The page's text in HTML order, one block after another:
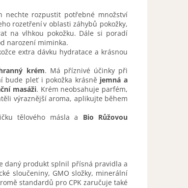
nechte rozpustit potřebné množství
rozetření v oblasti záhybů pokožky,
na vlhkou pokožku. Dále si poradí
narození miminka.
extra dávku hydratace a krásnou
krém. Má příznivé účinky při
bude pleť i pokožka krásně jemná a
masáži. Krém neobsahuje parfém,
výraznější aroma, aplikujte během
tělového másla a Bio Růžovou
daný produkt splnil přísná pravidla a
sloučeniny, GMO složky, minerální
standardů pro CPK zaručuje také